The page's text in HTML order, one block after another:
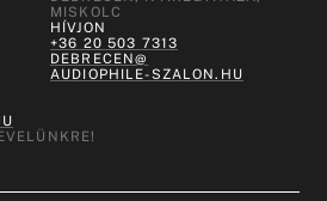
MISKOLC
HÍVJON
+36 20 503 7313
DEBRECEN@
AUDIOPHILE-SZALON.HU